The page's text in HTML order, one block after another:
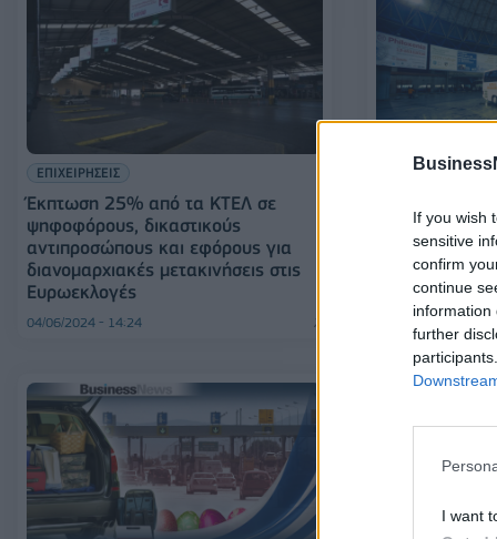
If you wish
sensitive
confirm
continue
information
further
I want
ΕΠΙΧΕΙΡΗΣΕΙΣ
Έκπτωση 25% από τα ΚΤΕΛ σε
ψηφοφόρους, δικαστικούς
αντιπροσώπους και εφόρους για
διανομαρχιακές μετακινήσεις στις
Ευρωεκλογές
04/06/2024 - 14:24
ΚΤΕΛ δύο
ανάκαμψη